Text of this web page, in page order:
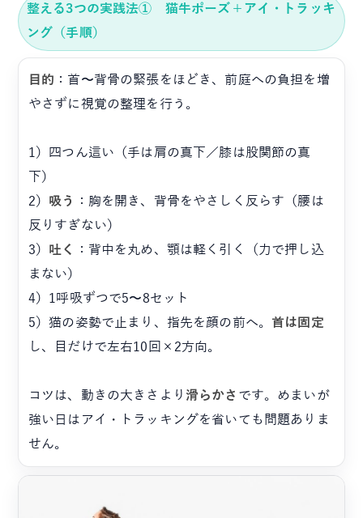
整える3つの実践法① 猫牛ポーズ＋アイ・トラッキ
ング（手順）
目的 ：首〜背骨の緊張をほどき、前庭への負担を増
やさずに視覚の整理を行う。
1）四つん這い（手は肩の真下／膝は股関節の真
下）
2） 吸う
：胸を開き、背骨をやさしく反らす（腰は
反りすぎない）
3） 吐く
：背中を丸め、顎は軽く引く（力で押し込
まない）
4）1呼吸ずつで5〜8セット
5）猫の姿勢で止まり、指先を顔の前へ。 首は固定
し、目だけで左右10回×2方向。
コツは、動きの大きさより 滑らかさ です。めまいが
強い日はアイ・トラッキングを省いても問題ありま
せん。